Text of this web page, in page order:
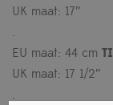
UK maat: 17″
.
EU maat: 44 cm
UK maat: 17 1/2″
.